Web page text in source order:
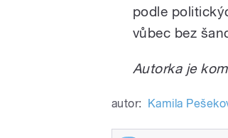
podle
vůbec bez
Autorka je
autor: Kamila